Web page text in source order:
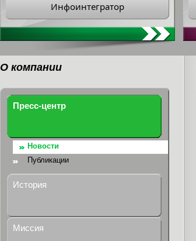
Инфоинтегратор
О компании
Пресс-центр
Новости
Публикации
История
Миссия